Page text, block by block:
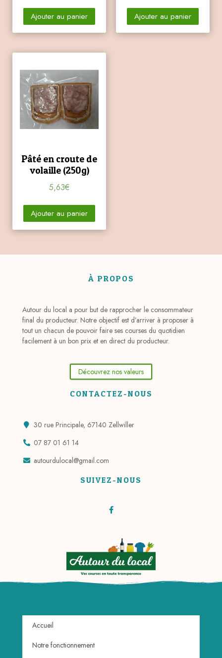
Ajouter au panier Ajouter au panier
Pâté en croute de
volaille (250g)
5,63€
Ajouter au panier
À PROPOS
Autour du local a pour but de rapprocher le consommateur
final du producteur. Notre objectif est d’arriver à proposer à
tout un chacun de pouvoir faire ses courses du quotidien
facilement à un bon prix et en direct du producteur.
Découvrez nos valeurs
CONTACTEZ-NOUS
30 rue Principale, 67140 Zellwiller
07 87 01 61 14
autourdulocal@gmail.com
SUIVEZ-NOUS
Accueil
Notre fonctionnement